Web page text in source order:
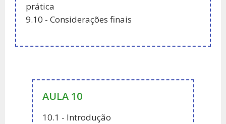
prática
9.10 - Considerações finais
AULA 10
10.1 - Introdução